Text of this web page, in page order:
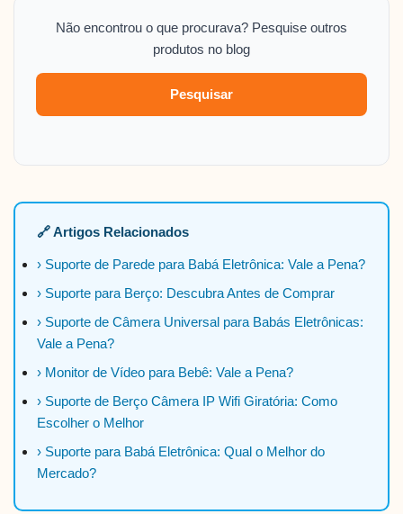
Não encontrou o que procurava? Pesquise outros
produtos no blog
Pesquisar
🔗 Artigos Relacionados
› Suporte de Parede para Babá Eletrônica: Vale a Pena?
› Suporte para Berço: Descubra Antes de Comprar
› Suporte de Câmera Universal para Babás Eletrônicas:
Vale a Pena?
› Monitor de Vídeo para Bebê: Vale a Pena?
› Suporte de Berço Câmera IP Wifi Giratória: Como
Escolher o Melhor
› Suporte para Babá Eletrônica: Qual o Melhor do
Mercado?